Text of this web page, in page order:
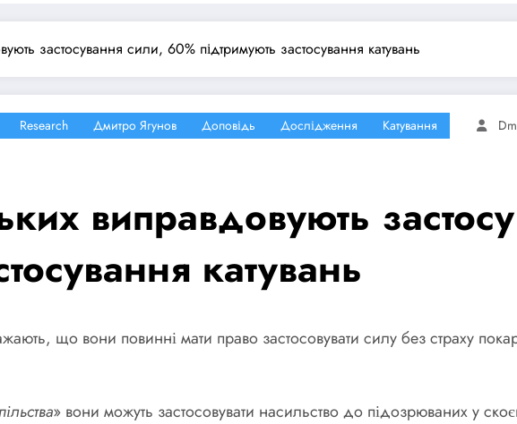
застосування сили, 60% підтримують застосування катувань
Research Дмитро Ягунов Доповідь Дослідження Катування
виправдовують
катувань
що вони повинні мати право застосовувати силу без страху
» вони можуть застосовувати насильство до підозрюваних у